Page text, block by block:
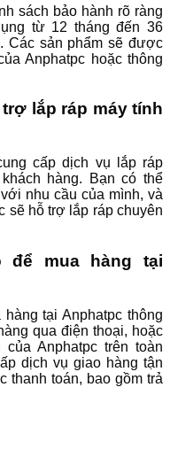
sách bảo hành rõ ràng
từ 12 tháng đến 36
Các sản phẩm sẽ được
Anphatpc hoặc thông
lắp ráp máy tính
cấp dịch vụ lắp ráp
hàng. Bạn có thể
nhu cầu của mình, và
sẽ hỗ trợ lắp ráp chuyên
để mua hàng tại
tại Anphatpc thông
qua điện thoại, hoặc
Anphatpc trên toàn
dịch vụ giao hàng tận
thanh toán, bao gồm trả